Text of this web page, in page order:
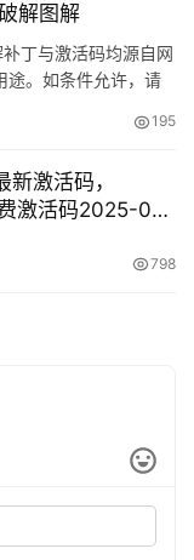
解图解
丁与激活码均源自网
途。如条件允许，请
！ 下面用图文方式
195
激活码，
激活码2025-01-
798